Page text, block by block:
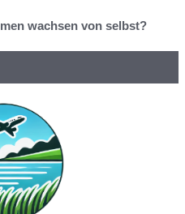
wachsen von selbst?